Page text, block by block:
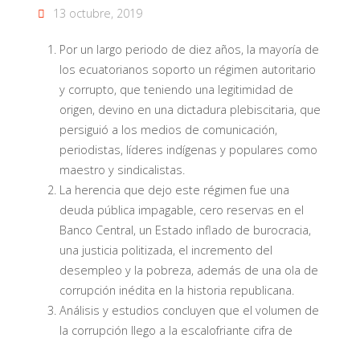
13 octubre, 2019
Por un largo periodo de diez años, la mayoría de
los ecuatorianos soporto un régimen autoritario
y corrupto, que teniendo una legitimidad de
origen, devino en una dictadura plebiscitaria, que
persiguió a los medios de comunicación,
periodistas, líderes indígenas y populares como
maestro y sindicalistas.
La herencia que dejo este régimen fue una
deuda pública impagable, cero reservas en el
Banco Central, un Estado inflado de burocracia,
una justicia politizada, el incremento del
desempleo y la pobreza, además de una ola de
corrupción inédita en la historia republicana.
Análisis y estudios concluyen que el volumen de
la corrupción llego a la escalofriante cifra de